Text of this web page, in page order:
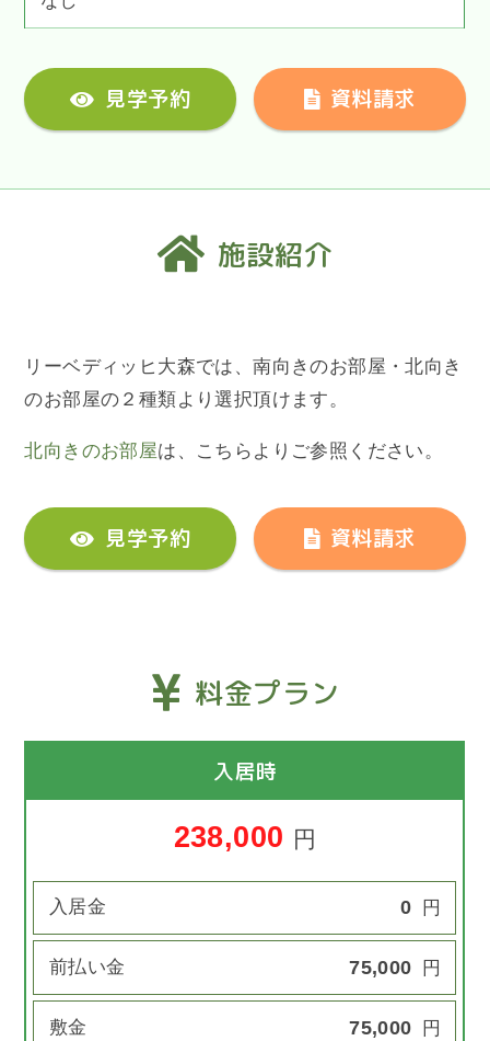
見学予約 資料請求
施設紹介
リーベディッヒ大森では、南向きのお部屋・北向き
のお部屋の２種類より選択頂けます。
北向きのお部屋は、こちらよりご参照ください。
見学予約 資料請求
料金プラン
入居時
238,000 円
入居金 0 円
前払い金 75,000 円
敷金 75,000 円